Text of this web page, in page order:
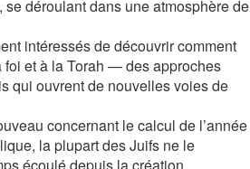
déroulant dans une atmosphère de
intéressés de découvrir comment
foi et à la Torah — des approches
qui ouvrent de nouvelles voies de
concernant le calcul de l’année
la plupart des Juifs ne le
écoulé depuis la création